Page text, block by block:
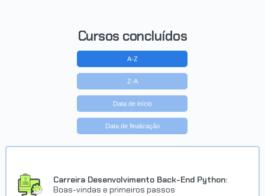
Cursos concluídos
A-Z
Z-A
Data de início
Data de finalização
Carreira Desenvolvimento Back-End Python:
Boas-vindas e primeiros passos